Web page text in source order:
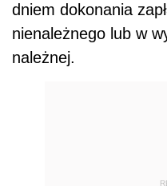
dniem dokonania
nienależnego lub w
należnej.